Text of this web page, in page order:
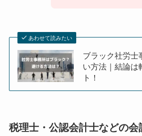
あわせて読みたい
ブラック社労士
い方法｜結論は
ト！
税理士・公認会計士などの会